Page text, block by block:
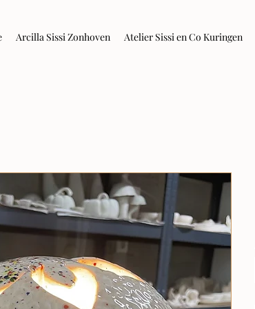
Arcilla Sissi Zonhoven Atelier Sissi en Co Kuringen